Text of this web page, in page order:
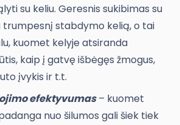
su keliu. Geresnis sukibimas su
trumpesnį stabdymo kelią, o tai
kuomet kelyje atsiranda
kaip į gatvę išbėgęs žmogus,
įvykis ir t.t.
efektyvumas– kuomet
nuo šilumos gali šiek tiek